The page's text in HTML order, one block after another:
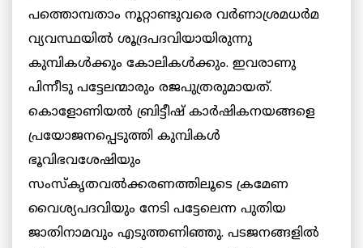
പത്തൊമ്പതാം നൂറ്റാണ്ടുവരെ വര്‍ണാശ്രമധര്‍മ
വ്യവസ്ഥയില്‍ ശൂദ്രപദവിയായിരുന്നു
കുമ്പികള്‍ക്കും കോലികള്‍ക്കും. ഇവരാണു
പിന്നീടു പട്ടേലന്മാരും രജപുത്രരുമായത്.
കൊളോണിയല്‍ ബ്രിട്ടീഷ് കാര്‍ഷികനയങ്ങളെ
പ്രയോജനപ്പെടുത്തി കുമ്പികള്‍
ഭൂവിഭവശേഷിയും
സംസ്‌കൃതവല്‍ക്കരണത്തിലൂടെ ക്രമേണ
വൈശ്യപദവിയും നേടി പട്ടേലെന്ന പുതിയ
ജാതിനാമവും എടുത്തണിഞ്ഞു. പടജനങ്ങളില്‍